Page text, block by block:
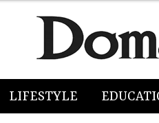
LIFESTYLE